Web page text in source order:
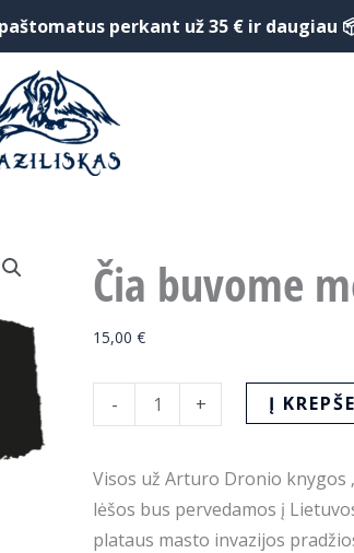
perkant už 35 € ir daugiau
Čia buvome
15,00 €
-
produkto
kiekis:
buvome
mes
+ Į
Visos už Arturo Dronio knygos
lėšos bus pervedamos į
plataus masto invazijos